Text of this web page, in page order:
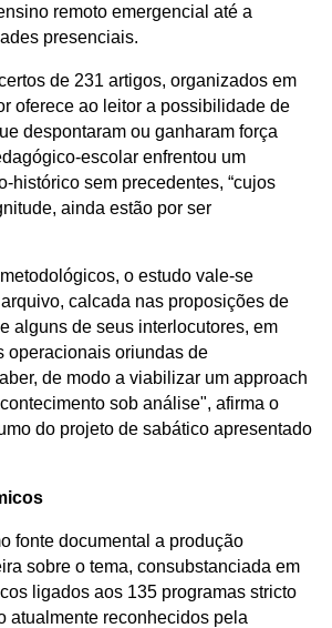
remoto emergencial até a
presenciais.
de 231 artigos, organizados em
oferece ao leitor a possibilidade de
despontaram ou ganharam força
escolar enfrentou um
histórico sem precedentes, “cujos
ainda estão por ser
o estudo vale-se
calcada nas proposições de
alguns de seus interlocutores, em
operacionais oriundas de
de modo a viabilizar um approach
sob análise", afirma o
do projeto de sabático apresentado
fonte documental a produção
sobre o tema, consubstanciada em
ligados aos 135 programas stricto
atualmente reconhecidos pela